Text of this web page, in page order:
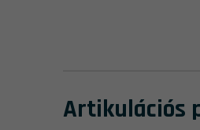
Artikulációs